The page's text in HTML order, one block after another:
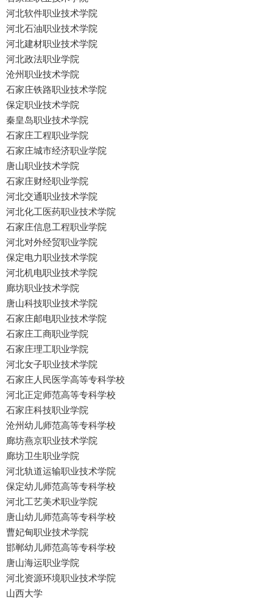
河北软件职业技术学院
河北石油职业技术学院
河北建材职业技术学院
河北政法职业学院
沧州职业技术学院
石家庄铁路职业技术学院
保定职业技术学院
秦皇岛职业技术学院
石家庄工程职业学院
石家庄城市经济职业学院
唐山职业技术学院
石家庄财经职业学院
河北交通职业技术学院
河北化工医药职业技术学院
石家庄信息工程职业学院
河北对外经贸职业学院
保定电力职业技术学院
河北机电职业技术学院
廊坊职业技术学院
唐山科技职业技术学院
石家庄邮电职业技术学院
石家庄工商职业学院
石家庄理工职业学院
河北女子职业技术学院
石家庄人民医学高等专科学校
河北正定师范高等专科学校
石家庄科技职业学院
沧州幼儿师范高等专科学校
廊坊燕京职业技术学院
廊坊卫生职业学院
河北轨道运输职业技术学院
保定幼儿师范高等专科学校
河北工艺美术职业学院
唐山幼儿师范高等专科学校
曹妃甸职业技术学院
邯郸幼儿师范高等专科学校
唐山海运职业学院
河北资源环境职业技术学院
山西大学